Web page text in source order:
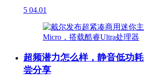
5 04.01
超频潜力怎么样，静音低功
尝分享